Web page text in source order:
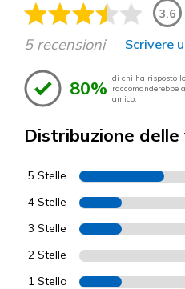
3.6
5 recensioni Scrivere
80% di chi ha risposto lo
raccomanderebbe
amico.
Distribuzione
5 Stelle
4 Stelle
3 Stelle
2 Stelle
1 Stella